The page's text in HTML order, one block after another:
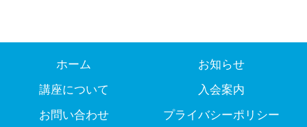
ホーム
お知らせ
講座について
入会案内
お問い合わせ
プライバシーポリシー